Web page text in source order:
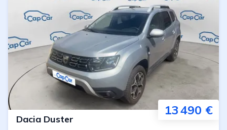
13 490 €
Dacia Duster